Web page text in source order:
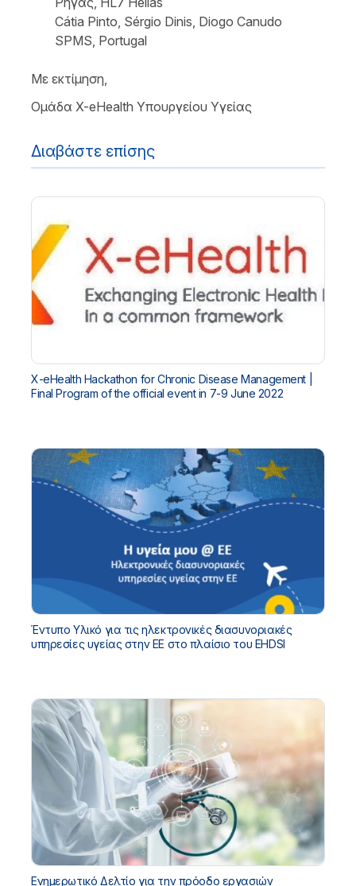
Cátia Pinto, Sérgio Dinis, Diogo Canudo
SPMS, Portugal
Με εκτίμηση,
Ομάδα X-eHealth Υπουργείου Υγείας
Διαβάστε επίσης
X-eHealth Hackathon for Chronic Disease Management |
Final Program of the official event in 7-9 June 2022
Έντυπο Υλικό για τις ηλεκτρονικές διασυνοριακές
υπηρεσίες υγείας στην ΕΕ στο πλαίσιο του EHDSI
Ενημερωτικό Δελτίο για την πρόοδο εργασιών